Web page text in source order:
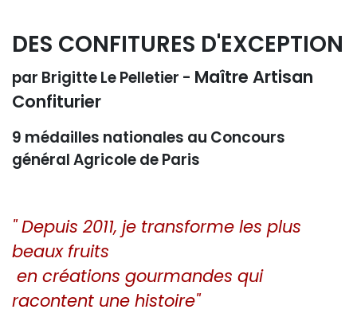
DES CONFITURES D'EXCEPTION
par Brigitte Le Pelletier - Maître Artisan
Confiturier
9 médailles nationales au Concours
général Agricole de Paris
" Depuis 2011, je transforme les plus
beaux fruits
en créations gourmandes qui
racontent une histoire"